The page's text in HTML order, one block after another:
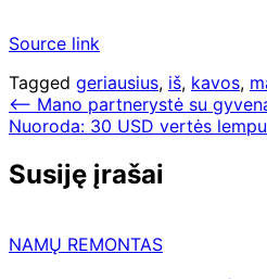
Source link
Tagged geriausius, iš, kavos,
Navigacija
tarp
įrašų
⟵ Mano partnerystė su
Nuoroda: 30 USD vertės
Susiję įrašai
NAMŲ REMONTAS